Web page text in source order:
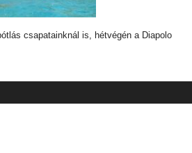
csapatainknál is, hétvégén a Diapolo